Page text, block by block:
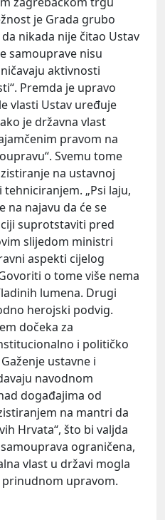
je Grada grubo
nikada nije čitao Ustav
samouprave nisu
aktivnosti
Premda je upravo
vlasti Ustav uređuje
je državna vlast
pravom na
Svemu tome
na ustavnoj
„Psi laju,
na najavu da će se
suprotstaviti pred
slijedom ministri
aspekti cijelog
o tome više nema
lumena. Drugi
herojski podvig.
dočeka za
i političko
ustavne i
navodnom
događajima od
na mantri da
Hrvata“, što bi valjda
ograničena,
vlast u državi mogla
upravom.